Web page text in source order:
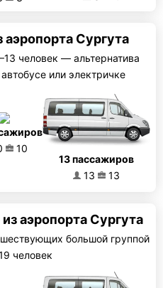
Сургута
человек — альтернатива
или электричке
10
13 пассажиров
13
13
аэропорта Сургута
большой группой
человек